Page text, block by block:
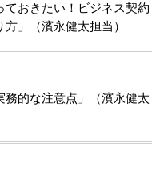
ておきたい！ビジネス契約
」（濱永健太担当）
的な注意点」（濱永健太